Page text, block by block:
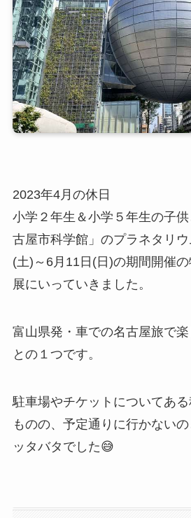
2023年4月の休日
小学２年生＆小学５年生の子
古屋市科学館」のプラネタリ
(土)～6月11日(日)の期間開催
展にいっていきました。
富山県発・車での名古屋旅で
との１つです。
駐車場やチケットについてあ
ものの、予定通りに行かない
ッタバタでした😅